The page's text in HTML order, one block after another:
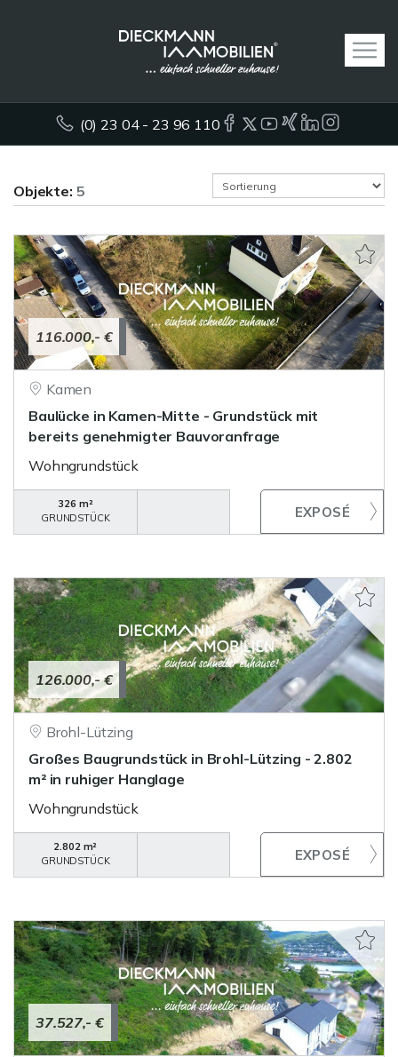
(0) 23 04 - 23 96 110
Objekte: 5
116.000,- €
Kamen
Baulücke in Kamen-Mitte - Grundstück mit
bereits genehmigter Bauvoranfrage
Wohngrundstück
326 m²
GRUNDSTÜCK
126.000,- €
Brohl-Lützing
Großes Baugrundstück in Brohl-Lützing - 2.802
m² in ruhiger Hanglage
Wohngrundstück
2.802 m²
GRUNDSTÜCK
37.527,- €